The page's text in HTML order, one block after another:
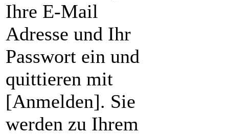
Ihre E-Mail
Adresse und Ihr
Passwort ein und
quittieren mit
[Anmelden]. Sie
werden zu Ihrem